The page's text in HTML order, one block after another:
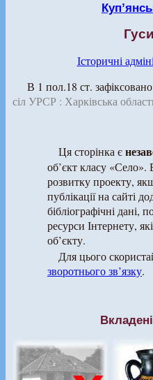
Історичні
В 1 пол.18 ст.
сіл УРСР : Харківська
Ця сторінка є
об’єкт класу
розвитку проекту,
публікації на сайті
бібліографічні дані,
ресурси Інтернету,
об’єкту.
Для цього
зворотнього зв’язку.